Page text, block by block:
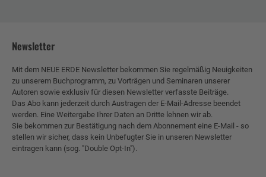
Newsletter
Mit dem NEUE ERDE Newsletter bekommen Sie regelmäßig Neuigkeiten
zu unserem Buchprogramm, zu Vorträgen und Seminaren unserer
Autoren sowie exklusiv für diesen Newsletter verfasste Beiträge.
Das Abo kann jederzeit durch Austragen der E-Mail-Adresse beendet
werden. Eine Weitergabe Ihrer Daten an Dritte lehnen wir ab.
Sie bekommen zur Bestätigung nach dem Abonnement eine E-Mail - so
stellen wir sicher, dass kein Unbefugter Sie in unseren Newsletter
eintragen kann (sog. "Double Opt-In").